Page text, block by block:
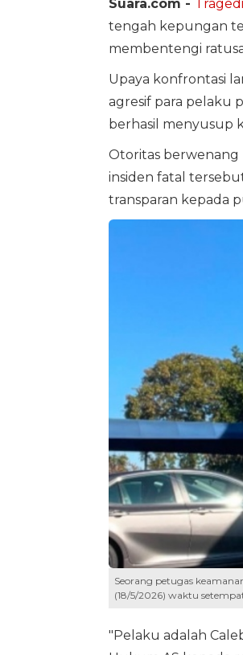
Suara.com -
tengah kepungan
membentengi
Upaya konfrontasi
agresif para pelaku
berhasil menyusup
Otoritas berwenang
insiden fatal
transparan kepada
Seorang petugas
(18/5/2026) waktu
"Pelaku adalah